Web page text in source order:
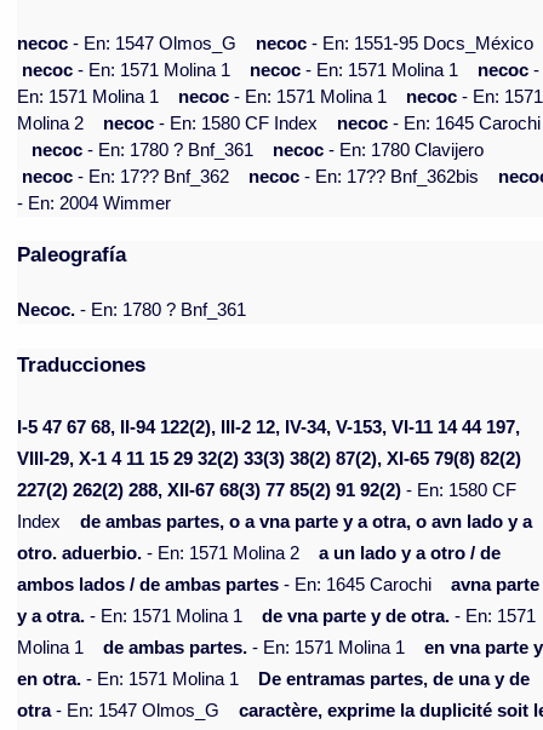
necoc- En: 1547 Olmos_G necoc- En: 1551-95 Docs_México
necoc- En: 1571 Molina 1 necoc- En: 1571 Molina 1 necoc-
En: 1571 Molina 1
necoc- En: 1571 Molina 1 necoc- En: 1571
Molina 2
necoc- En: 1580 CF Index necoc- En: 1645 Carochi
necoc- En: 1780 ? Bnf_361 necoc- En: 1780 Clavijero
necoc- En: 17?? Bnf_362 necoc- En: 17?? Bnf_362bis
- En: 2004 Wimmer
Paleografía
Necoc. - En: 1780 ? Bnf_361
Traducciones
I-5 47 67 68, II-94 122(2), III-2 12, IV-34, V-153, VI-11 14 44 197,
VIII-29, X-1 4 11 15 29 32(2) 33(3) 38(2) 87(2), XI-65 79(8) 82(2)
227(2) 262(2) 288, XII-67 68(3) 77 85(2) 91 92(2) - En: 1580 CF
Index
de ambas partes, o a vna parte y a otra, o avn lado y a
otro. aduerbio. - En: 1571 Molina 2
a un lado y a otro / de
ambos lados / de ambas partes - En: 1645 Carochi
avna parte
y a otra. - En: 1571 Molina 1 de vna parte y de otra. - En: 1571
Molina 1
de ambas partes. - En: 1571 Molina 1
en vna parte y
en otra. - En: 1571 Molina 1
De entramas partes, de una y de
otra- En: 1547 Olmos_G
caractère, exprime la duplicité soit